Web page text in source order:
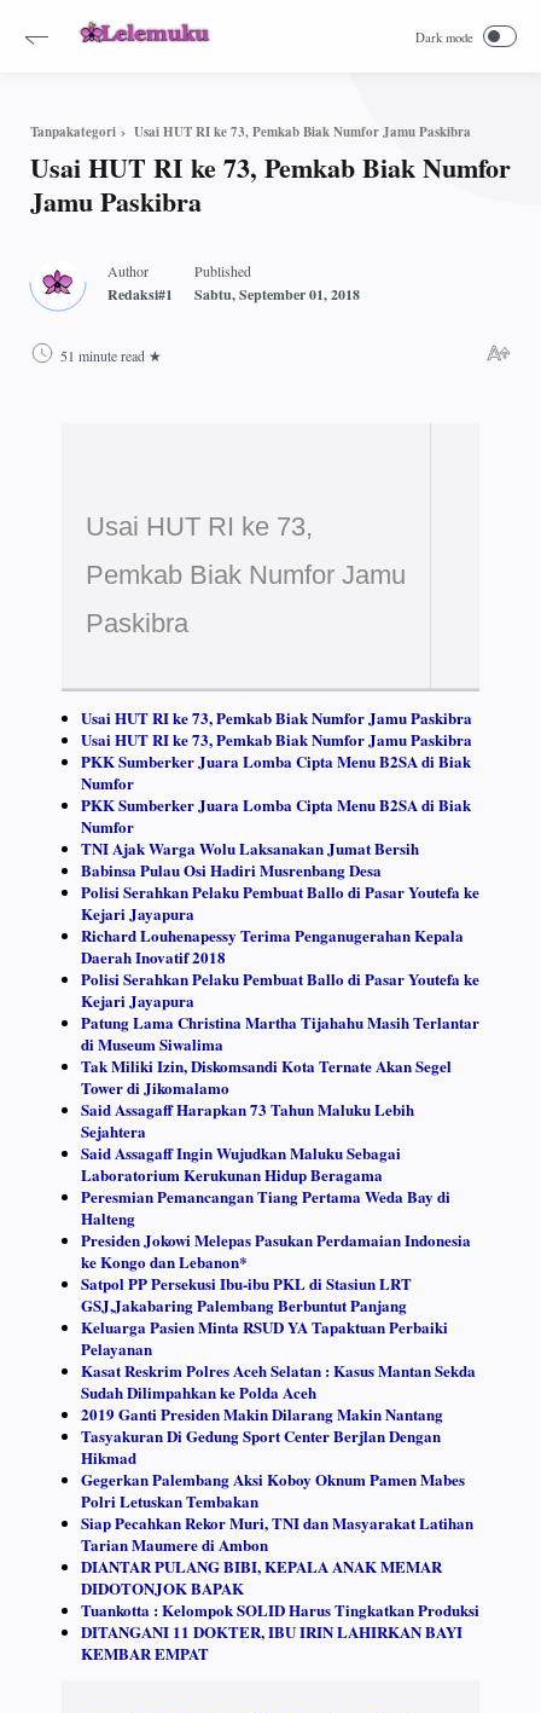
Tanpakategori Usai HUT RI ke 73, Pemkab Biak Numfor Jamu Paskibra
Usai HUT RI ke 73, Pemkab Biak Numfor
Jamu Paskibra
51 minute read
Usai HUT RI ke 73,
Pemkab Biak Numfor Jamu
Paskibra
Usai HUT RI ke 73, Pemkab Biak Numfor Jamu Paskibra
Usai HUT RI ke 73, Pemkab Biak Numfor Jamu Paskibra
PKK Sumberker Juara Lomba Cipta Menu B2SA di Biak
Numfor
PKK Sumberker Juara Lomba Cipta Menu B2SA di Biak
Numfor
TNI Ajak Warga Wolu Laksanakan Jumat Bersih
Babinsa Pulau Osi Hadiri Musrenbang Desa
Polisi Serahkan Pelaku Pembuat Ballo di Pasar Youtefa ke
Kejari Jayapura
Richard Louhenapessy Terima Penganugerahan Kepala
Daerah Inovatif 2018
Polisi Serahkan Pelaku Pembuat Ballo di Pasar Youtefa ke
Kejari Jayapura
Patung Lama Christina Martha Tijahahu Masih Terlantar
di Museum Siwalima
Tak Miliki Izin, Diskomsandi Kota Ternate Akan Segel
Tower di Jikomalamo
Said Assagaff Harapkan 73 Tahun Maluku Lebih
Sejahtera
Said Assagaff Ingin Wujudkan Maluku Sebagai
Laboratorium Kerukunan Hidup Beragama
Peresmian Pemancangan Tiang Pertama Weda Bay di
Halteng
Presiden Jokowi Melepas Pasukan Perdamaian Indonesia
ke Kongo dan Lebanon*
Satpol PP Persekusi Ibu-ibu PKL di Stasiun LRT
GSJ,Jakabaring Palembang Berbuntut Panjang
Keluarga Pasien Minta RSUD YA Tapaktuan Perbaiki
Pelayanan
Kasat Reskrim Polres Aceh Selatan : Kasus Mantan Sekda
Sudah Dilimpahkan ke Polda Aceh
2019 Ganti Presiden Makin Dilarang Makin Nantang
Tasyakuran Di Gedung Sport Center Berjlan Dengan
Hikmad
Gegerkan Palembang Aksi Koboy Oknum Pamen Mabes
Polri Letuskan Tembakan
Siap Pecahkan Rekor Muri, TNI dan Masyarakat Latihan
Tarian Maumere di Ambon
DIANTAR PULANG BIBI, KEPALA ANAK MEMAR
DIDOTONJOK BAPAK
Tuankotta : Kelompok SOLID Harus Tingkatkan Produksi
DITANGANI 11 DOKTER, IBU IRIN LAHIRKAN BAYI
KEMBAR EMPAT